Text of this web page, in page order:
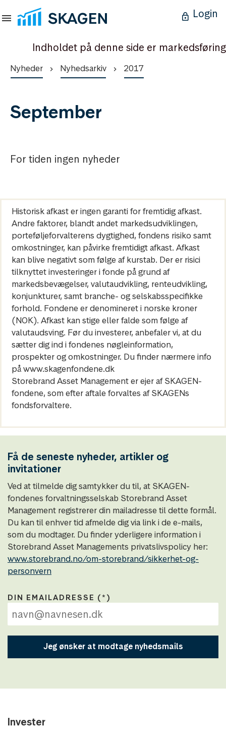
Login
Indholdet på denne side er markedsføring
Nyheder Nyhedsarkiv 2017
September
For tiden ingen nyheder
Historisk afkast er ingen garanti for fremtidig afkast.
Andre faktorer, blandt andet markedsudviklingen,
porteføljeforvalterens dygtighed, fondens risiko samt
omkostninger, kan påvirke fremtidigt afkast. Afkast
kan blive negativt som følge af kurstab. Der er risici
tilknyttet investeringer i fonde på grund af
markedsbevægelser, valutaudvikling, renteudvikling,
konjunkturer, samt branche- og selskabsspecifikke
forhold. Fondene er denomineret i norske kroner
(NOK). Afkast kan stige eller falde som følge af
valutaudsving. Før du investerer, anbefaler vi, at du
sætter dig ind i fondenes nøgleinformation,
prospekter og omkostninger. Du finder nærmere info
på www.skagenfondene.dk
Storebrand Asset Management er ejer af SKAGEN-
fondene, som efter aftale forvaltes af SKAGENs
fondsforvaltere.
Få de seneste nyheder, artikler og
invitationer
Ved at tilmelde dig samtykker du til, at SKAGEN-
fondenes forvaltningsselskab Storebrand Asset
Management registrerer din mailadresse til dette formål.
Du kan til enhver tid afmelde dig via link i de e-mails,
som du modtager. Du finder yderligere information i
Storebrand Asset Managements privatslivspolicy her:
www.storebrand.no/om-storebrand/sikkerhet-og-
personvern
DIN EMAILADRESSE
Jeg ønsker at modtage nyhedsmails
Invester